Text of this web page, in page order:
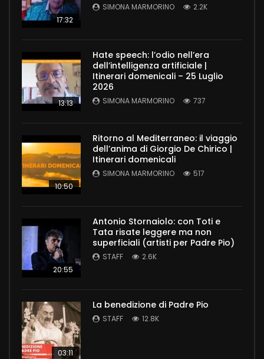
17:32
SIMONA MARMORINO 2.2K
13:13
Hate speech: l’odio nell’era
dell’intelligenza artificiale |
Itinerari domenicali – 25 Luglio
2026
SIMONA MARMORINO 737
10:50
Ritorno al Mediterraneo: il viaggio
dell’anima di Giorgio De Chirico |
Itinerari domenicali
SIMONA MARMORINO 517
20:55
Antonio Stornaiolo: con Toti e
Tata risate leggere ma non
superficiali (artisti per Padre Pio)
STAFF 2.6K
03:11
La benedizione di Padre Pio
STAFF 12.8K